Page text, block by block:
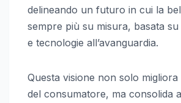
delineando un futuro in cui la
sempre più su misura, basata su
e tecnologie all’avanguardia.
Questa visione non solo migliora
del consumatore, ma consolida